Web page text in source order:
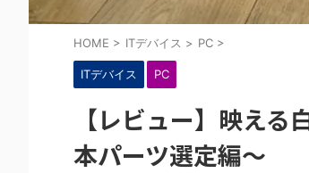
HOME > ITデバイス > PC >
ITデバイス PC
【レビュー】映え
本パーツ選定編～